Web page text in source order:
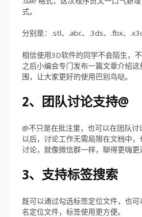
式。
分别是：.stl、.abc、.3ds、.fbx、
相信使用3D软件的同学不会陌生，不
之后小编会专门发布一篇文章介绍
围，让大家更好的使用巴别鸟哒。
2、团队讨论支持@
@不只是在批注里，也可以在团队讨
以后，讨论工作无需局限在文档中
讨论，就像微信群一样，聊得更嗨更
3、支持标签搜索
既可以通过勾选标签定位文件，也
名定位文件，标签使用更方便。